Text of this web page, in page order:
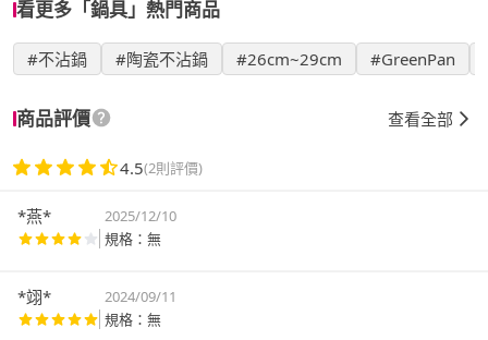
看更多「鍋具」熱門商品
#不沾鍋 #陶瓷不沾鍋 #26cm~29cm #GreenPan
商品評價 查看全部
4.5(2則評價)
*燕*
2025/12/10
規格：無
*翊*
2024/09/11
規格：無